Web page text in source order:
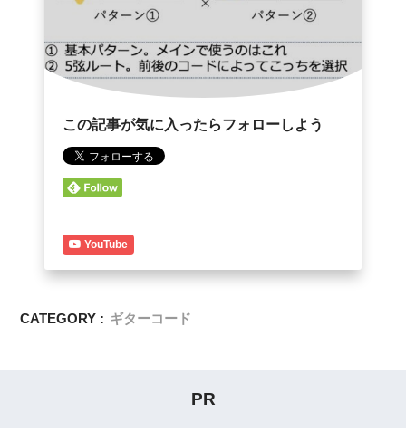
この記事が気に入ったらフォローしよう
YouTube
CATEGORY : ギターコード
PR